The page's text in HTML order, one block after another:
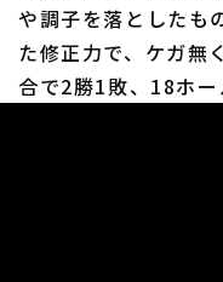
や調子を落としたも
た修正力で、ケガ無
合で2勝1敗、18ホー